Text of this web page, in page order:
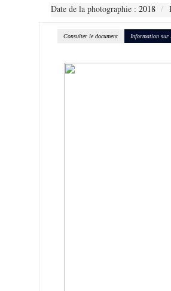
Date de la photographie : 2018
Consulter le document Information sur